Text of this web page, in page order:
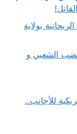
بولاية
الشعبي و
للأجانب..